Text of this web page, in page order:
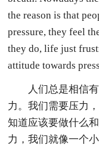
the reason is that
pressure, they feel
they do, life just
attitude towards
人们总是相信
力。我们需要压力
知道应该要做什么
力，我们就像一个